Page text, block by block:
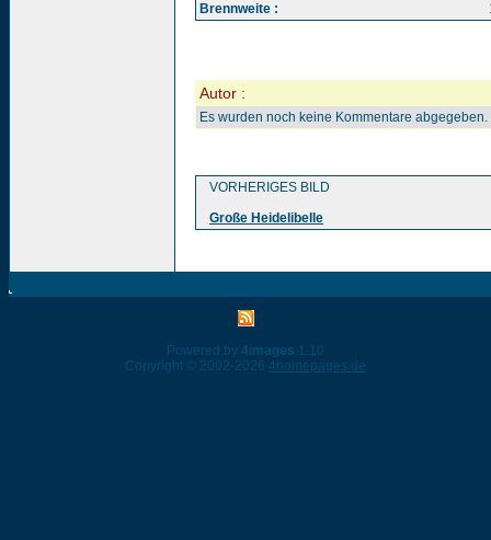
Brennweite :
Autor :
Es wurden noch keine Kommentare abgegeben.
VORHERIGES BILD
Große Heidelibelle
Powered by 4images 1.10
Copyright © 2002-2026 4homepages.de